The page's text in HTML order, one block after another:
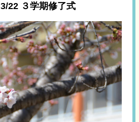
3/22 ３学期修了式